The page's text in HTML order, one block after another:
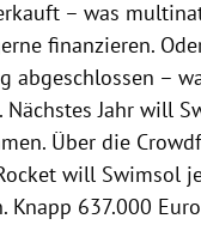
– was
finanzieren.
abgeschlossen –
Nächstes Jahr will
Über die
will Swimsol
Knapp 637.000